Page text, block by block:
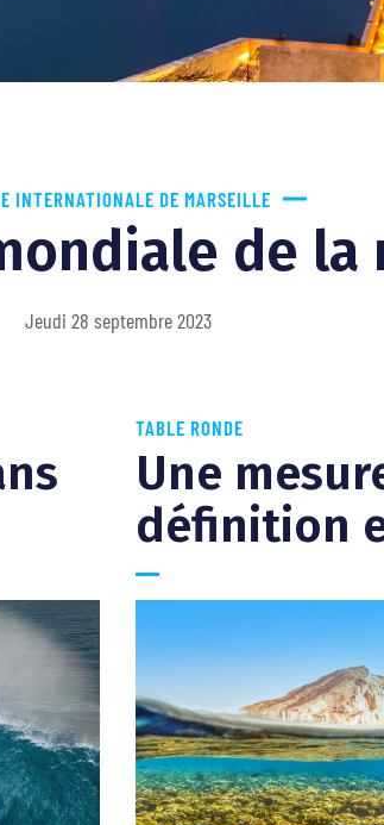
INTERNATIONALE DE MARSEILLE
de la
Jeudi 28 septembre 2023
TABLE RONDE
Une
définition